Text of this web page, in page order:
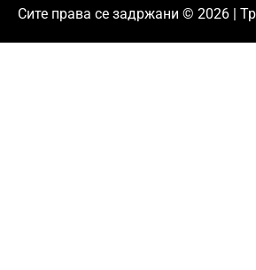
Сите права се задржани © 2026 |